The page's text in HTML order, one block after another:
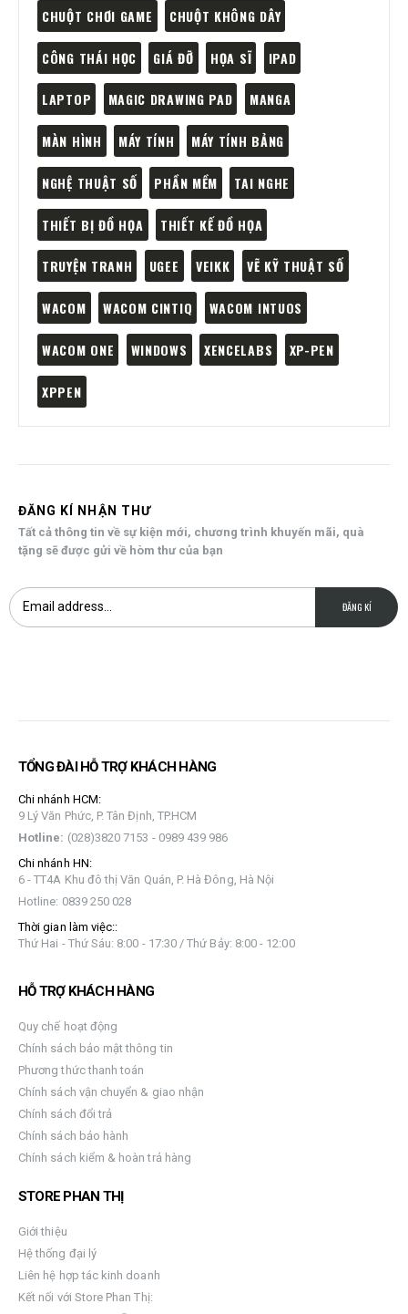
CHUỘT CHƠI GAME CHUỘT KHÔNG DÂY
CÔNG THÁI HỌC GIÁ ĐỠ HỌA SĨ IPAD
LAPTOP MAGIC DRAWING PAD MANGA
MÀN HÌNH MÁY TÍNH MÁY TÍNH BẢNG
NGHỆ THUẬT SỐ PHẦN MỀM TAI NGHE
THIẾT BỊ ĐỒ HỌA THIẾT KẾ ĐỒ HỌA
TRUYỆN TRANH UGEE VEIKK VẼ KỸ THUẬT SỐ
WACOM WACOM CINTIQ WACOM INTUOS
WACOM ONE WINDOWS XENCELABS XP-PEN
XPPEN
ĐĂNG KÍ NHẬN THƯ
Tất cả thông tin về sự kiện mới, chương trình khuyến mãi, quà
tặng sẽ được gửi về hòm thư của bạn
TỔNG ĐÀI HỖ TRỢ KHÁCH HÀNG
Chi nhánh HCM:
9 Lý Văn Phức, P. Tân Định, TP.HCM
Hotline: (028)3820 7153 - 0989 439 986
Chi nhánh HN:
6 - TT4A Khu đô thị Văn Quán, P. Hà Đông, Hà Nội
Hotline: 0839 250 028
Thời gian làm việc::
Thứ Hai - Thứ Sáu: 8:00 - 17:30 / Thứ Bảy: 8:00 - 12:00
HỖ TRỢ KHÁCH HÀNG
Quy chế hoạt động
Chính sách bảo mật thông tin
Phương thức thanh toán
Chính sách vận chuyển & giao nhận
Chính sách đổi trả
Chính sách bảo hành
Chính sách kiểm & hoàn trả hàng
STORE PHAN THỊ
Giới thiệu
Hệ thống đại lý
Liên hệ hợp tác kinh doanh
Kết nối với Store Phan Thị: